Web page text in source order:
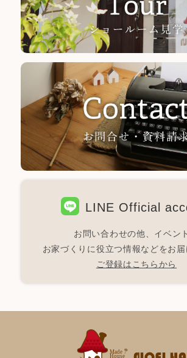
LINE Official
お問い合わせの他、イベン
お家づくりに役立つ情報などをお届
ご登録はこちらから